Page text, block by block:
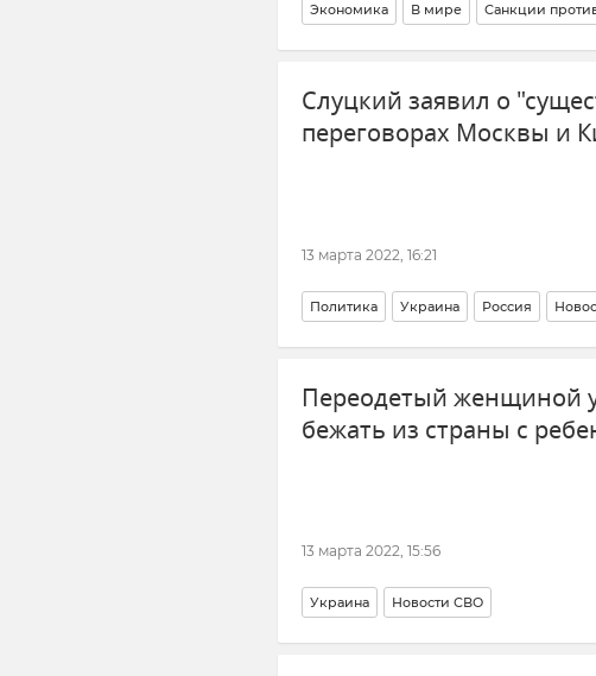
Экономика В мире Санкции
Слуцкий заявил о
переговорах Москвы и
13 марта 2022, 16:21
Политика Украина Россия
Переодетый женщиной
бежать из страны с
13 марта 2022, 15:56
Украина Новости СВО